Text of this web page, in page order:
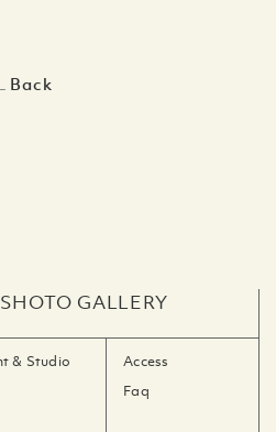
Back
GALLERY
& Studio
Access
Faq